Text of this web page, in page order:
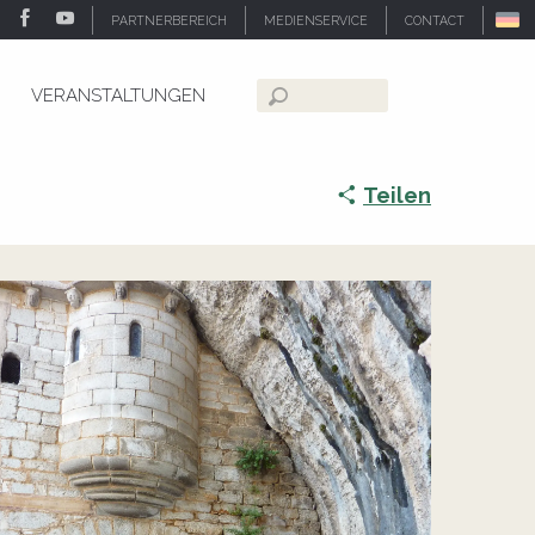
PARTNERBEREICH MEDIENSERVICE CONTACT
VERANSTALTUNGEN
Suche
Teilen